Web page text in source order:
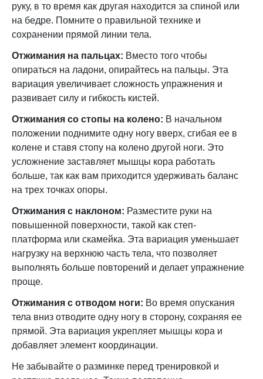
руку, в то время как другая находится за спиной или
на бедре. Помните о правильной технике и
сохранении прямой линии тела.
Отжимания на пальцах: Вместо того чтобы
опираться на ладони, опирайтесь на пальцы. Эта
вариация увеличивает сложность упражнения и
развивает силу и гибкость кистей.
Отжимания со стопы на колено: В начальном
положении поднимите одну ногу вверх, сгибая ее в
колене и ставя стопу на колено другой ноги. Это
усложнение заставляет мышцы кора работать
больше, так как вам приходится удерживать баланс
на трех точках опоры.
Отжимания с наклоном: Разместите руки на
повышенной поверхности, такой как степ-
платформа или скамейка. Эта вариация уменьшает
нагрузку на верхнюю часть тела, что позволяет
выполнять больше повторений и делает упражнение
проще.
Отжимания с отводом ноги: Во время опускания
тела вниз отводите одну ногу в сторону, сохраняя ее
прямой. Эта вариация укрепляет мышцы кора и
добавляет элемент координации.
Не забывайте о разминке перед тренировкой и